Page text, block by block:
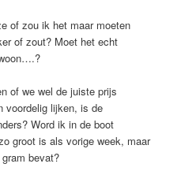
of zou ik het maar moeten
of zout? Moet het echt
of we wel de juiste prijs
voordelig lijken, is de
Word ik in de boot
groot is als vorige week, maar
bevat?